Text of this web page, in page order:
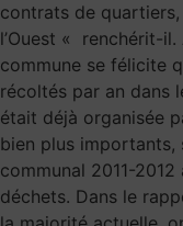
contrats de
l’Ouest « renchérit-
commune se félicite
récoltés par an dans
était déjà organisée
bien plus
communal 2011-
déchets. Dans le